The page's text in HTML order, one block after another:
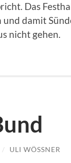
Das
und damit
nicht gehen.
/ ULI WÖSSNER